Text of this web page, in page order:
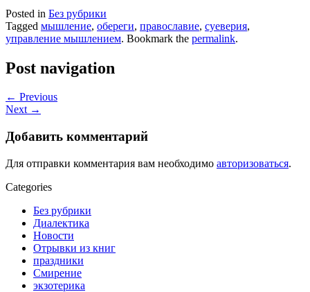
Posted in Без рубрики
Tagged мышление, обереги, православие, суеверия,
управление мышлением. Bookmark the permalink.
Post navigation
← Previous
Next →
Добавить комментарий
Для отправки комментария вам необходимо авторизоваться.
Categories
Без рубрики
Диалектика
Новости
Отрывки из книг
праздники
Смирение
экзотерика